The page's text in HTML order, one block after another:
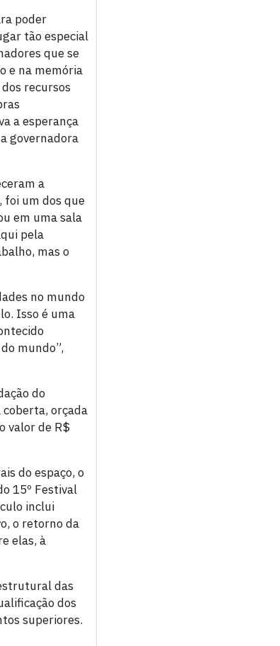
poder
tão especial
que se
e na memória
recursos
a esperança
governadora
a
foi um dos que
em uma sala
pela
mas o
no mundo
Isso é uma
mundo”,
do
orçada
valor de R$
do espaço, o
15º Festival
inclui
o retorno da
elas, à
das
dos
superiores.